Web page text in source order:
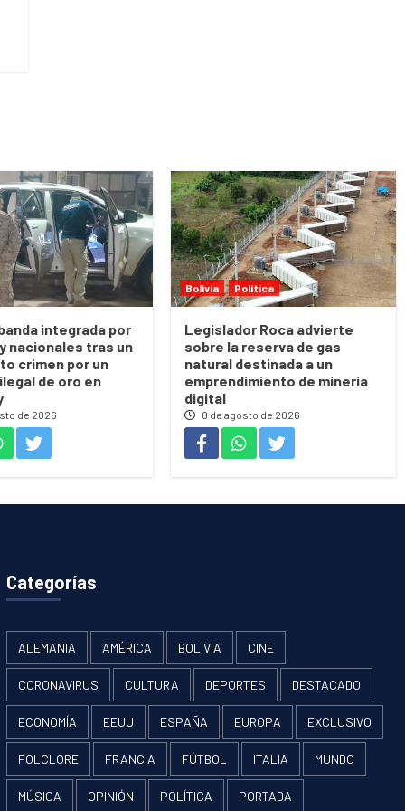
integrada por
nacionales tras un
crimen por un
de oro en
de 2026
Bolivia Política
Legislador Roca advierte
sobre la reserva de gas
natural destinada a un
emprendimiento de minería
digital
8 de agosto de 2026
Categorías
ALEMANIA AMÉRICA BOLIVIA CINE
CORONAVIRUS CULTURA DEPORTES DESTACADO
ECONOMÍA EEUU ESPAÑA EUROPA EXCLUSIVO
FOLCLORE FRANCIA FÚTBOL ITALIA MUNDO
MÚSICA OPINIÓN POLÍTICA PORTADA